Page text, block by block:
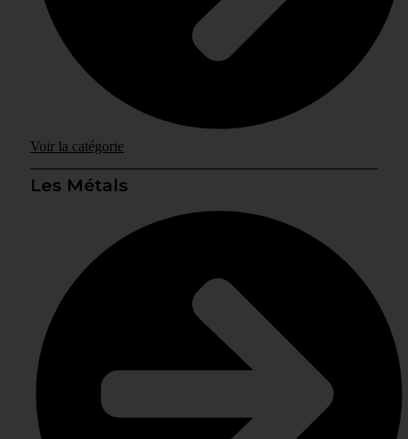
Voir la catégorie
Les Métals